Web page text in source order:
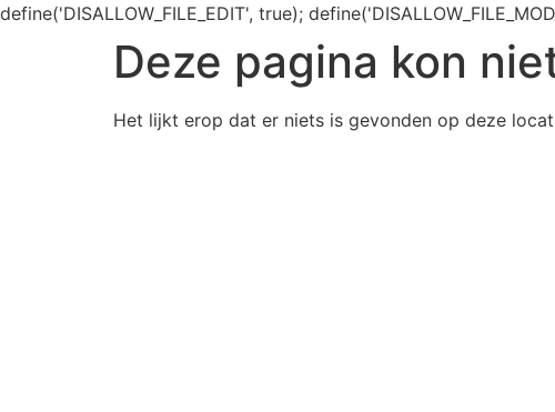
define('DISALLOW_FILE_EDIT', true);
Deze pagina kon
Het lijkt erop dat er niets is gevonden op deze